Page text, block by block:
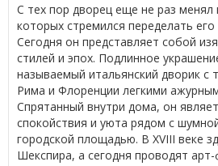
С тех пор дворец еще не раз менял
которых стремился переделать его
Сегодня он представляет собой
стилей и эпох. Подлинное
называемый итальянский дворик с
Рима и Флоренции легкими
Спрятанный внутри дома, он
спокойствия и уюта рядом с
городской площадью. В XVIII веке
Шекспира, а сегодня проводят